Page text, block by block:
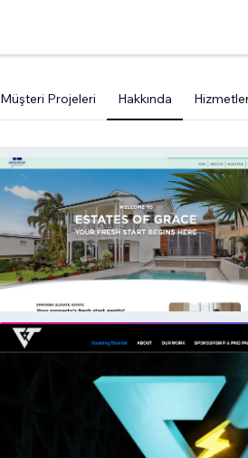
Müşteri Projeleri Hakkında